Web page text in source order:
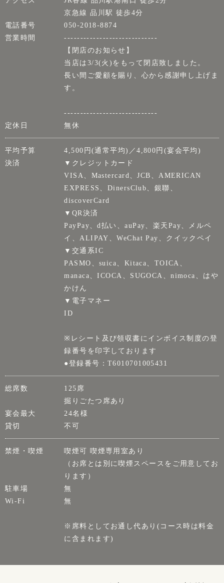
京急線 品川駅 徒歩4分
電話番号
050-2018-8874
営業時間
-----------------------------
【閉店のお知らせ】
当店は3/3(火)をもって閉店致しました。
長い間ご愛顧を賜り、心から感謝申し上げま
す。
-----------------------------
定休日
無休
平均予算
4,500円(通常平均)／4,800円(宴会平均)
決済
▼クレジットカード
VISA、Mastercard、JCB、AMERICAN
EXPRESS、DinersClub、銀聯、
discoverCard
▼QR決済
PayPay、d払い、auPay、楽天Pay、メルペ
イ、ALIPAY、WeChat Pay、クイックペイ
▼交通系IC
PASMO、suica、Kitaca、TOICA、
manaca、ICOCA、SUGOCA、nimoca、はや
かけん
▼電子マネー
ID
※レシート及び領収書にインボイス制度の登
録番号を印字しております
●登録番号：T6010701005431
総席数
125席
掘りごたつ席あり
宴会最大
24名様
貸切
不可
禁煙・喫煙
喫煙可 喫煙専用室あり
（お席とは別に喫煙スペースをご用意してお
ります）
駐車場
無
Wi-Fi
無
※席料としてお通し代あり(コース時は料金
に含まれます)